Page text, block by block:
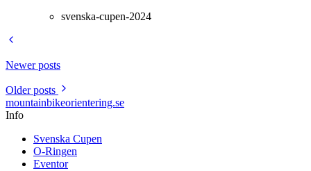
svenska-cupen-2024
Newer posts
Older posts
mountainbikeorientering.se
Info
Svenska Cupen
O-Ringen
Eventor